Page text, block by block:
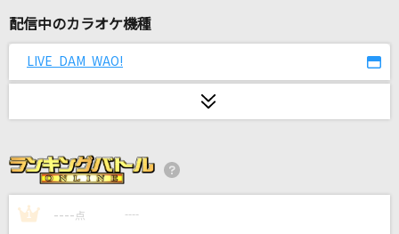
くちづけ
BUCK-TICK
ホラークイーン
配信中のカラオケ機種
LIVE DAM WAO!
1 ---- 点 ----